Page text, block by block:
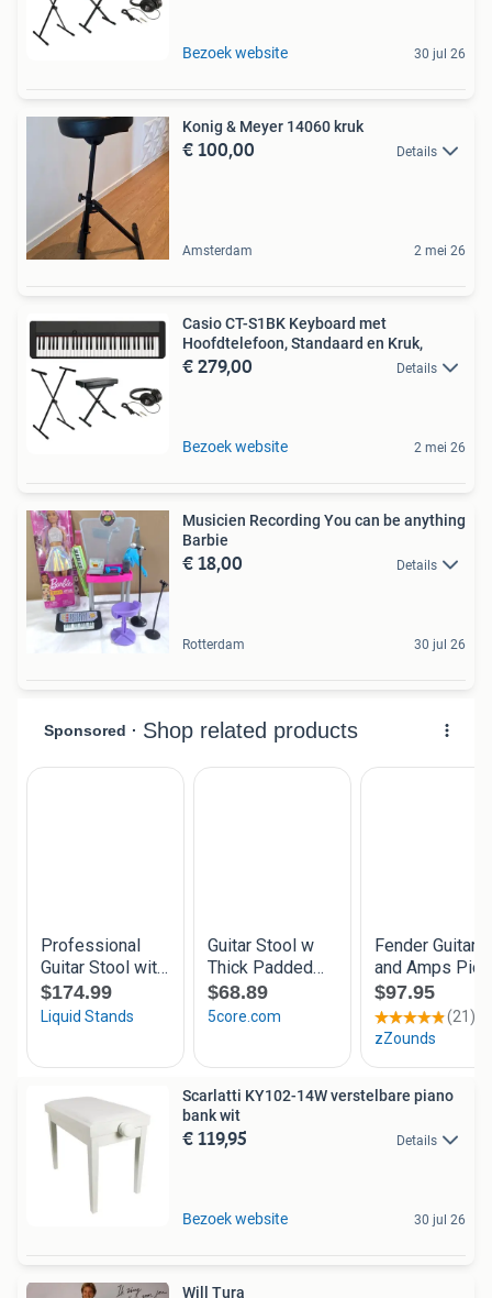
Bezoek website 30 jul 26
Konig & Meyer 14060 kruk
€ 100,00 Details
Amsterdam 2 mei 26
Casio CT-S1BK Keyboard met
Hoofdtelefoon, Standaard en Kruk,
€ 279,00 Details
Bezoek website 2 mei 26
Musicien Recording You can be anything
Barbie
€ 18,00 Details
Rotterdam 30 jul 26
Scarlatti KY102-14W verstelbare piano
bank wit
€ 119,95 Details
Bezoek website 30 jul 26
Will Tura